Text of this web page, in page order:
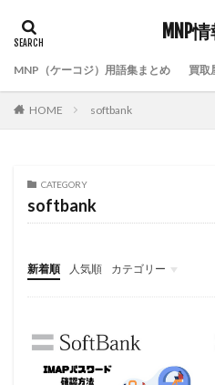
MNP
MNP（ケーコジ）用語集まとめ 買取
HOME softbank
CATEGORY
softbank
新着順 人気順
カテゴリー
限定コンテンツ